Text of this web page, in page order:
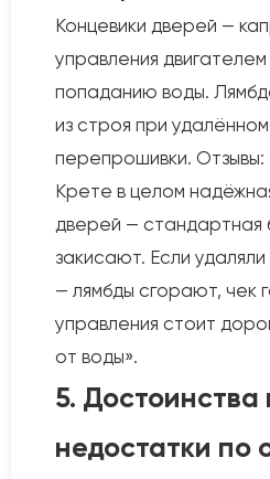
Концевики дверей —
управления
попаданию воды.
из строя при
перепрошивки. Отзывы:
Крете в целом
дверей — стандартная
закисают. Если
— лямбды сгорают, чек
управления стоит
от воды».
5. Достоинства
недостатки по